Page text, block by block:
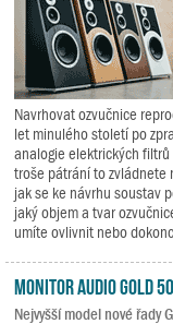
Navrhovat ozvučnice
let minulého století po
analogie elektrických filtrů
troše pátrání to zvládnete
jak se ke návrhu soustav
jaký objem a tvar
umíte ovlivnit nebo
Monitor Audio Gold
Nejvyšší model nové řady